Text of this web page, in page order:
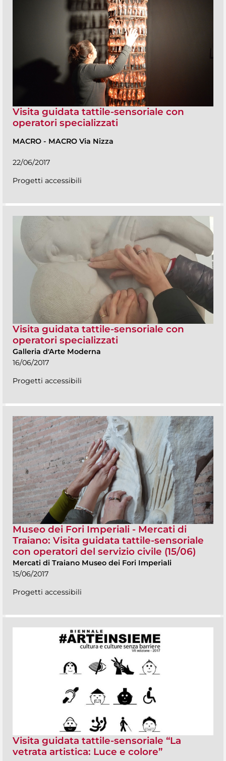
Visita guidata tattile-sensoriale con
operatori specializzati
MACRO - MACRO Via Nizza
22/06/2017
Progetti accessibili
Visita guidata tattile-sensoriale con
operatori specializzati
Galleria d'Arte Moderna
16/06/2017
Progetti accessibili
Museo dei Fori Imperiali - Mercati di
Traiano: Visita guidata tattile-sensoriale
con operatori del servizio civile (15/06)
Mercati di Traiano Museo dei Fori Imperiali
15/06/2017
Progetti accessibili
Visita guidata tattile-sensoriale “La
vetrata artistica: Luce e colore”